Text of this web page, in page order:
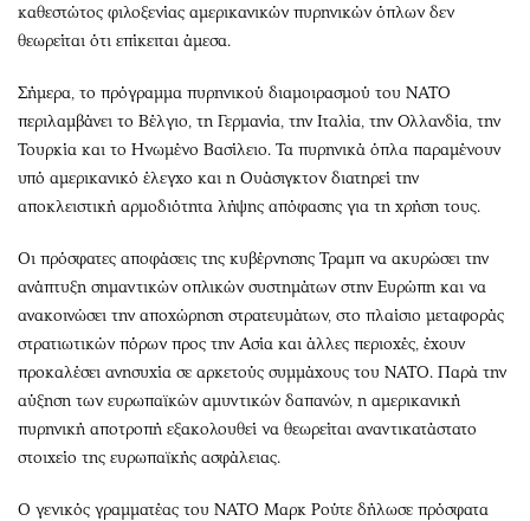
καθεστώτος φιλοξενίας αμερικανικών πυρηνικών όπλων δεν
θεωρείται ότι επίκειται άμεσα.
Σήμερα, το πρόγραμμα πυρηνικού διαμοιρασμού του ΝΑΤΟ
περιλαμβάνει το Βέλγιο, τη Γερμανία, την Ιταλία, την Ολλανδία, την
Τουρκία και το Ηνωμένο Βασίλειο. Τα πυρηνικά όπλα παραμένουν
υπό αμερικανικό έλεγχο και η Ουάσιγκτον διατηρεί την
αποκλειστική αρμοδιότητα λήψης απόφασης για τη χρήση τους.
Οι πρόσφατες αποφάσεις της κυβέρνησης Τραμπ να ακυρώσει την
ανάπτυξη σημαντικών οπλικών συστημάτων στην Ευρώπη και να
ανακοινώσει την αποχώρηση στρατευμάτων, στο πλαίσιο μεταφοράς
στρατιωτικών πόρων προς την Ασία και άλλες περιοχές, έχουν
προκαλέσει ανησυχία σε αρκετούς συμμάχους του ΝΑΤΟ. Παρά την
αύξηση των ευρωπαϊκών αμυντικών δαπανών, η αμερικανική
πυρηνική αποτροπή εξακολουθεί να θεωρείται αναντικατάστατο
στοιχείο της ευρωπαϊκής ασφάλειας.
Ο γενικός γραμματέας του ΝΑΤΟ Μαρκ Ρούτε δήλωσε πρόσφατα